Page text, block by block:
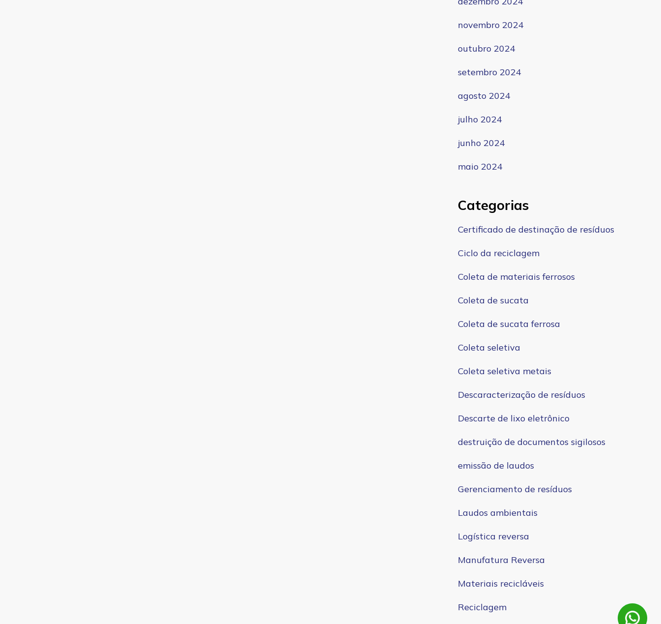
novembro 2024
outubro 2024
setembro 2024
agosto 2024
julho 2024
junho 2024
maio 2024
Categorias
Certificado de destinação de resíduos
Ciclo da reciclagem
Coleta de materiais ferrosos
Coleta de sucata
Coleta de sucata ferrosa
Coleta seletiva
Coleta seletiva metais
Descaracterização de resíduos
Descarte de lixo eletrônico
destruição de documentos sigilosos
emissão de laudos
Gerenciamento de resíduos
Laudos ambientais
Logística reversa
Manufatura Reversa
Materiais recicláveis
Reciclagem